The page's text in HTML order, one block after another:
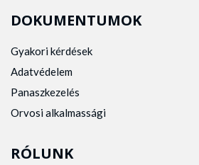
DOKUMENTUMOK
Gyakori kérdések
Adatvédelem
Panaszkezelés
Orvosi alkalmassági
RÓLUNK